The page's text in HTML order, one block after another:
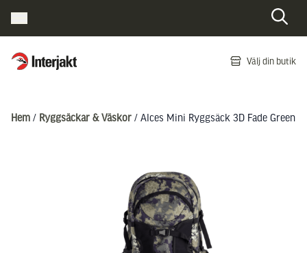
Interjakt SE Välj din butik
Hem / Ryggsäckar & Väskor / Alces Mini Ryggsäck 3D Fade Green